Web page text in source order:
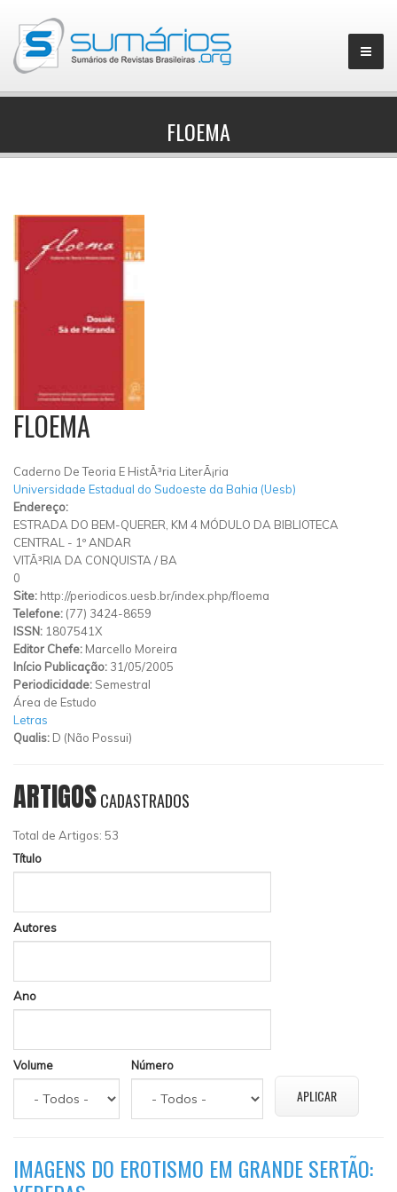
▼
FLOEMA
FLOEMA
Caderno De Teoria E HistÃ³ria LiterÃ¡ria
Universidade Estadual do Sudoeste da Bahia (Uesb)
Endereço:
ESTRADA DO BEM-QUERER, KM 4 MÓDULO DA BIBLIOTECA
CENTRAL - 1º ANDAR
VITÃ³RIA DA CONQUISTA / BA
0
Site: http://periodicos.uesb.br/index.php/floema
Telefone: (77) 3424-8659
ISSN: 1807541X
Editor Chefe: Marcello Moreira
Início Publicação: 31/05/2005
Periodicidade: Semestral
Área de Estudo
Letras
Qualis: D (Não Possui)
ARTIGOSCADASTRADOS
Total de Artigos: 53
Título
Autores
Ano
Volume Número
IMAGENS DO EROTISMO EM GRANDE SERTÃO: